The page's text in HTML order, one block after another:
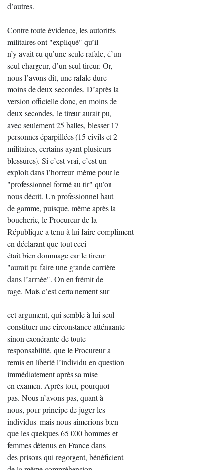
d’autres.
Contre toute évidence, les autorités
militaires ont "expliqué" qu’il
n’y avait eu qu’une seule rafale, d’un
seul chargeur, d’un seul tireur. Or,
nous l’avons dit, une rafale dure
moins de deux secondes. D’après la
version officielle donc, en moins de
deux secondes, le tireur aurait pu,
avec seulement 25 balles, blesser 17
personnes éparpillées (15 civils et 2
militaires, certains ayant plusieurs
blessures). Si c’est vrai, c’est un
exploit dans l’horreur, même pour le
"professionnel formé au tir" qu’on
nous décrit. Un professionnel haut
de gamme, puisque, même après la
boucherie, le Procureur de la
République a tenu à lui faire compliment
en déclarant que tout ceci
était bien dommage car le tireur
"aurait pu faire une grande carrière
dans l’armée". On en frémit de
rage. Mais c’est certainement sur
cet argument, qui semble à lui seul
constituer une circonstance atténuante
sinon exonérante de toute
responsabilité, que le Procureur a
remis en liberté l’individu en question
immédiatement après sa mise
en examen. Après tout, pourquoi
pas. Nous n’avons pas, quant à
nous, pour principe de juger les
individus, mais nous aimerions bien
que les quelques 65 000 hommes et
femmes détenus en France dans
des prisons qui regorgent, bénéficient